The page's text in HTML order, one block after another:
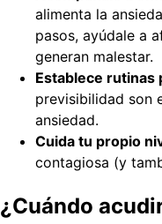
alimenta la
pasos, ayúdale a
generan malestar.
Establece rutinas
previsibilidad son
ansiedad.
Cuida tu propio
contagiosa (y
¿Cuándo